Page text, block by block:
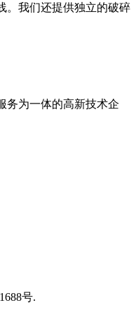
。我们还提供独立的破碎
务为一体的高新技术企
号.